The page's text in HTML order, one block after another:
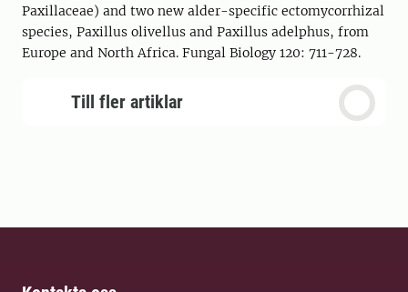
Paxillaceae) and two new alder-specific ectomycorrhizal
species, Paxillus olivellus and Paxillus adelphus, from
Europe and North Africa. Fungal Biology 120: 711-728.
Till fler artiklar